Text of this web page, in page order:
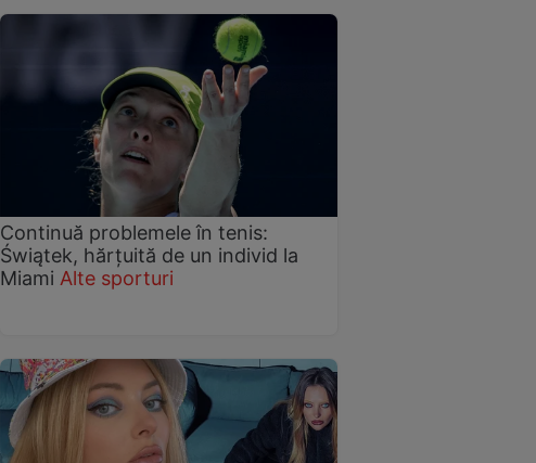
Continuă problemele în tenis:
Świątek, hărțuită de un individ la
Miami Alte sporturi